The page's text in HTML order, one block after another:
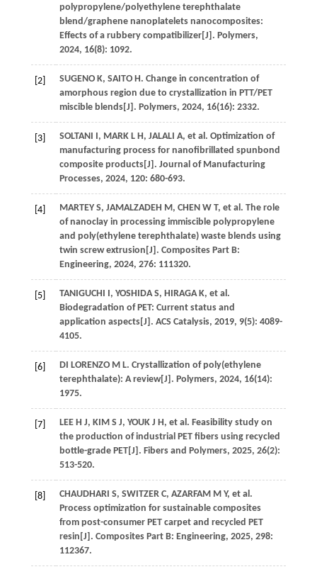
polypropylene/polyethylene terephthalate
blend/graphene nanoplatelets nanocomposites:
Effects of a rubbery compatibilizer[J]. Polymers,
2024, 16(8): 1092.
[2] SUGENO K, SAITO H. Change in concentration of
amorphous region due to crystallization in PTT/PET
miscible blends[J]. Polymers, 2024, 16(16): 2332.
[3] SOLTANI I, MARK L H, JALALI A, et al. Optimization of
manufacturing process for nanofibrillated spunbond
composite products[J]. Journal of Manufacturing
Processes, 2024, 120: 680-693.
[4] MARTEY S, JAMALZADEH M, CHEN W T, et al. The role
of nanoclay in processing immiscible polypropylene
and poly(ethylene terephthalate) waste blends using
twin screw extrusion[J]. Composites Part B:
Engineering, 2024, 276: 111320.
[5] TANIGUCHI I, YOSHIDA S, HIRAGA K, et al.
Biodegradation of PET: Current status and
application aspects[J]. ACS Catalysis, 2019, 9(5): 4089-
4105.
[6] DI LORENZO M L. Crystallization of poly(ethylene
terephthalate): A review[J]. Polymers, 2024, 16(14):
1975.
[7] LEE H J, KIM S J, YOUK J H, et al. Feasibility study on
the production of industrial PET fibers using recycled
bottle-grade PET[J]. Fibers and Polymers, 2025, 26(2):
513-520.
[8] CHAUDHARI S, SWITZER C, AZARFAM M Y, et al.
Process optimization for sustainable composites
from post-consumer PET carpet and recycled PET
resin[J]. Composites Part B: Engineering, 2025, 298:
112367.